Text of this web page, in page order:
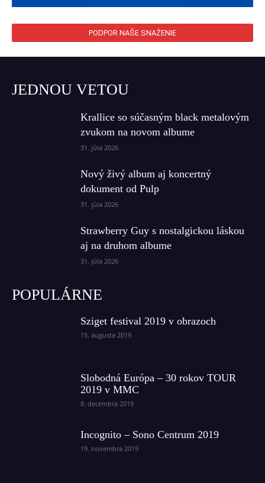
PODPOR NAŠE SNAŽENIE
JEDNOU VETOU
Krallice so súčasným black metalovým
zvukom na novom albume
31. júla 2026
Nový živý album aj koncertný
dokument od Pulp
31. júla 2026
Strawberry Guy s nostalgickou láskou
aj na druhom albume
31. júla 2026
POPULÁRNE
Sziget festival 2019 v obrazoch
15. augusta 2019
Slobodná Európa – 30 rokov TOUR
2019 v MMC
8. decembra 2019
Incognito – Sono Centrum 2019
19. novembra 2019